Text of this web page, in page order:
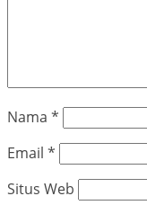
Nama *
Email *
Situs Web